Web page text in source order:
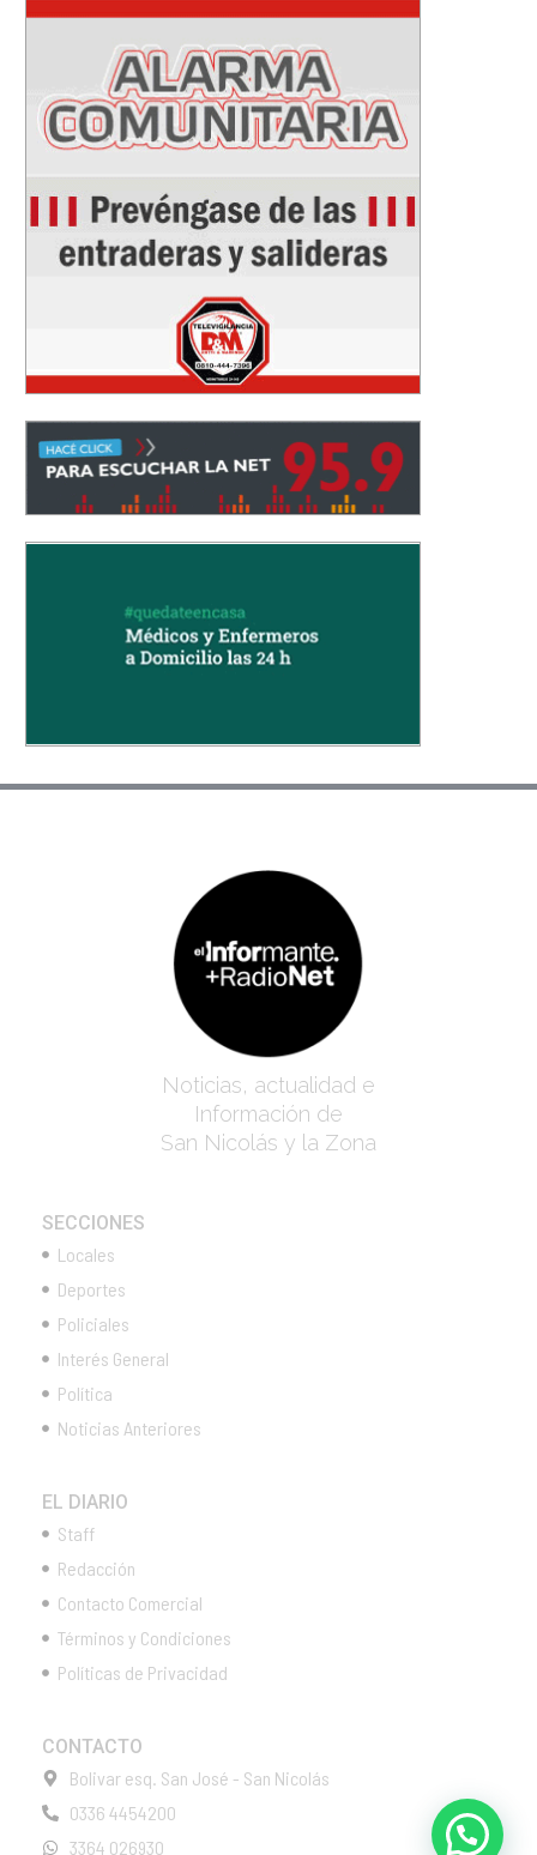
Noticias, actualidad e
Información de
San Nicolás y la Zona
SECCIONES
Locales
Deportes
Policiales
Interés General
Política
Noticias Anteriores
EL DIARIO
Staff
Redacción
Contacto Comercial
Términos y Condiciones
Políticas de Privacidad
CONTACTO
Bolivar esq. San José - San Nicolás
0336 4454200
3364 026930